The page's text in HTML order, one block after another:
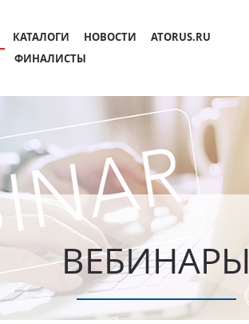
КАТАЛОГИ НОВОСТИ
ATORUS.RU
ФИНАЛИСТЫ
ВЕБИНАРЫ